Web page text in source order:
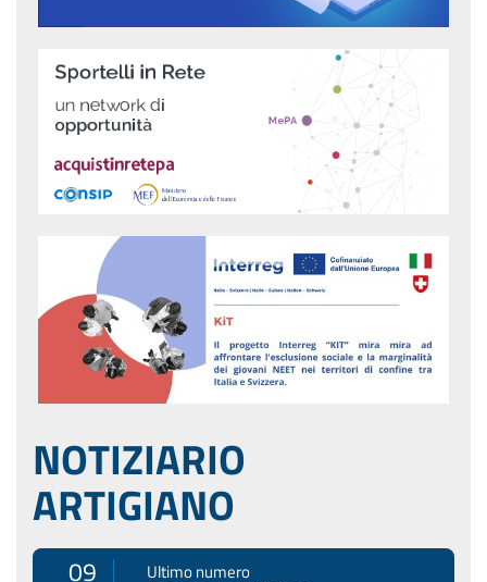
NOTIZIARIO
ARTIGIANO
09 Ultimo numero